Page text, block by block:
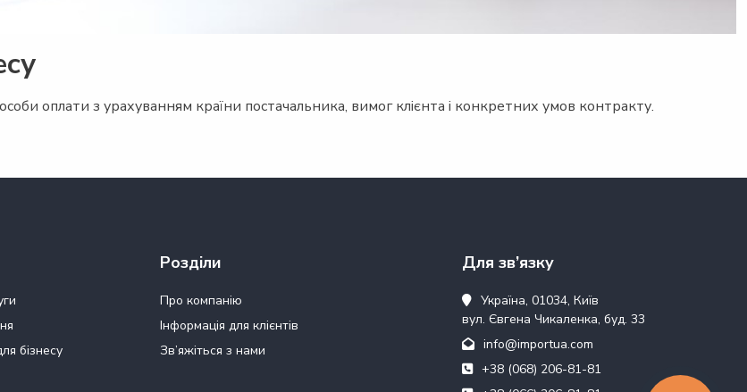
оплати з урахуванням країни постачальника, вимог клієнта і конкретних умов контракту.
бізнесу
Розділи
Про компанію
Інформація для клієнтів
Зв’яжіться з нами
Для зв’язку
Україна, 01034, Київ
вул. Євгена Чикаленка, буд. 33
info@importua.com
+38 (068) 206-81-81